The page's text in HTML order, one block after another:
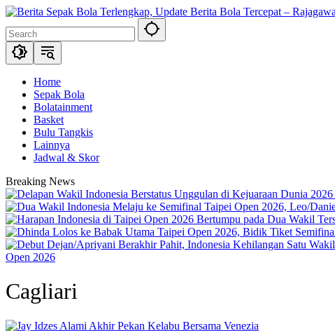
Skip
content
Home
Sepak Bola
Bolatainment
Basket
Bulu Tangkis
Lainnya
Jadwal & Skor
Breaking News
Open 2026
Cagliari